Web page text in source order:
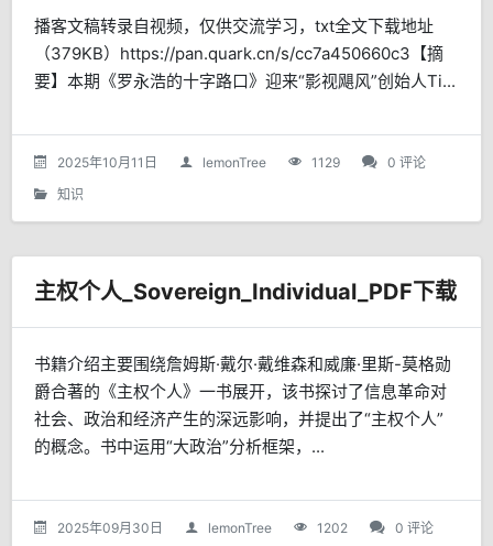
播客文稿转录自视频，仅供交流学习，txt全文下载地址
（379KB）https://pan.quark.cn/s/cc7a450660c3【摘
要】本期《罗永浩的十字路口》迎来“影视飓风”创始人Ti...
2025年10月11日 lemonTree 1129
0 评论
知识
主权个人_Sovereign_Individual_PDF下载
书籍介绍主要围绕詹姆斯·戴尔·戴维森和威廉·里斯-莫格勋
爵合著的《主权个人》一书展开，该书探讨了信息革命对
社会、政治和经济产生的深远影响，并提出了“主权个人”
的概念。书中运用“大政治”分析框架，...
2025年09月30日 lemonTree 1202
0 评论